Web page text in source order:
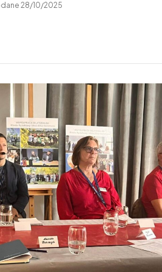
28/10/2025